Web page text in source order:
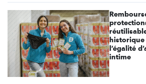
l’égalité
intime